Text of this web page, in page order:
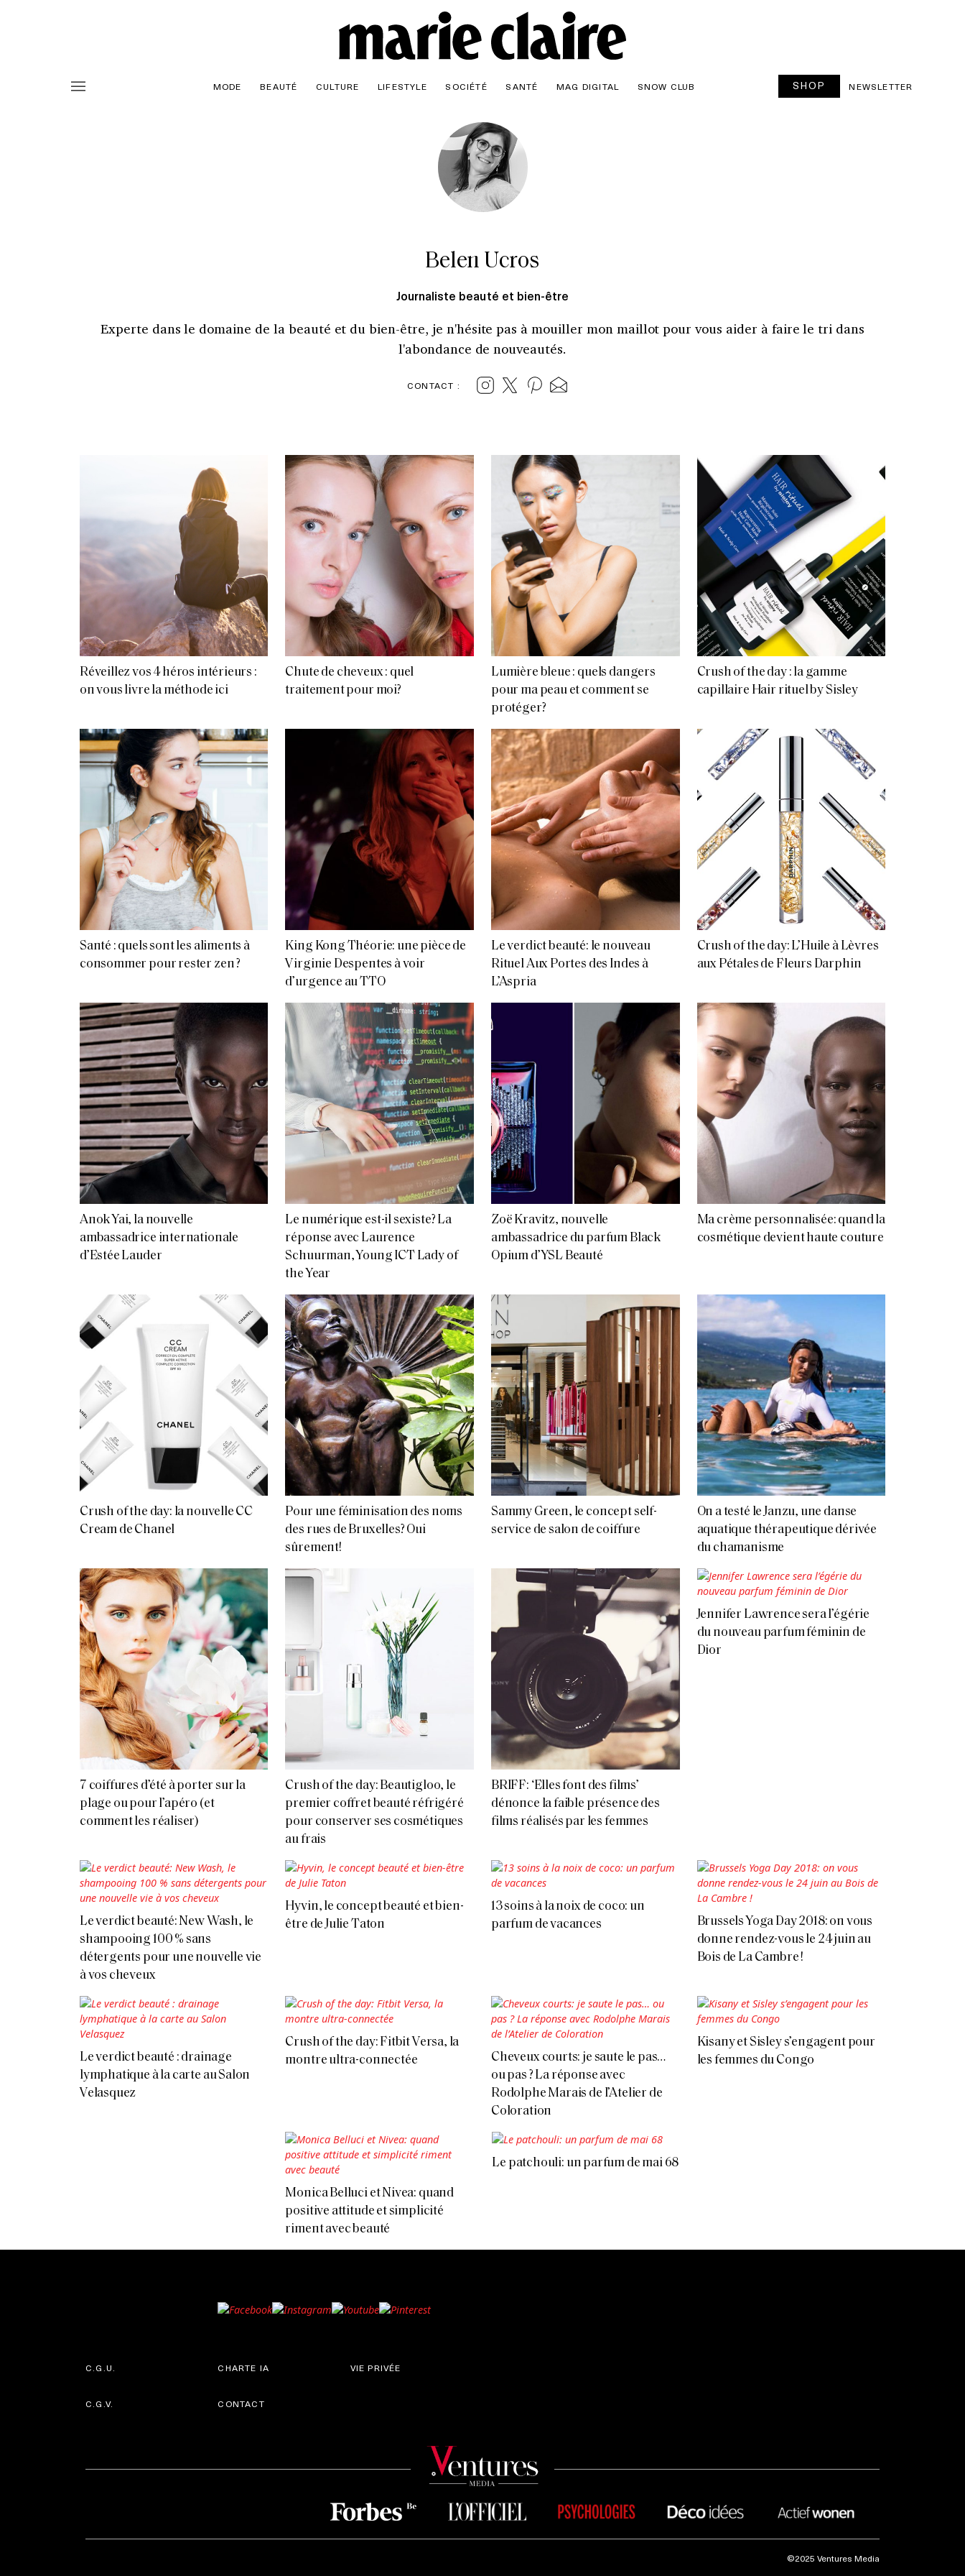
MODE BEAUTÉ CULTURE LIFESTYLE SOCIÉTÉ SANTÉ MAG DIGITAL SNOW CLUB SHOP NEWSLETTER
Belen Ucros
Journaliste beauté et bien-être
Experte dans le domaine de la beauté et du bien-être, je n'hésite pas à mouiller mon maillot pour vous aider à faire le tri dans
l'abondance de nouveautés.
CONTACT :
Réveillez vos 4 héros intérieurs :
on vous livre la méthode ici
Chute de cheveux : quel
traitement pour moi?
Lumière bleue : quels dangers
pour ma peau et comment se
protéger?
Crush of the day : la gamme
capillaire Hair rituel by Sisley
Santé : quels sont les aliments à
consommer pour rester zen ?
King Kong Théorie: une pièce de
Virginie Despentes à voir
d’urgence au TTO
Le verdict beauté: le nouveau
Rituel Aux Portes des Indes à
L’Aspria
Crush of the day: L’Huile à Lèvres
aux Pétales de Fleurs Darphin
Anok Yai, la nouvelle
ambassadrice internationale
d’Estée Lauder
Le numérique est-il sexiste? La
réponse avec Laurence
Schuurman, Young ICT Lady of
the Year
Zoë Kravitz, nouvelle
ambassadrice du parfum Black
Opium d’YSL Beauté
Ma crème personnalisée: quand la
cosmétique devient haute couture
Crush of the day: la nouvelle CC
Cream de Chanel
Pour une féminisation des noms
des rues de Bruxelles? Oui
sûrement!
Sammy Green, le concept self-
service de salon de coiffure
On a testé le Janzu, une danse
aquatique thérapeutique dérivée
du chamanisme
7 coiffures d’été à porter sur la
plage ou pour l’apéro (et
comment les réaliser)
Crush of the day: Beautigloo, le
premier coffret beauté réfrigéré
pour conserver ses cosmétiques
au frais
BRIFF: ‘Elles font des films’
dénonce la faible présence des
films réalisés par les femmes
Jennifer Lawrence sera l’égérie
du nouveau parfum féminin de
Dior
Le verdict beauté: New Wash, le
shampooing 100 % sans
détergents pour une nouvelle vie
à vos cheveux
Hyvin, le concept beauté et bien-
être de Julie Taton
13 soins à la noix de coco: un
parfum de vacances
Brussels Yoga Day 2018: on vous
donne rendez-vous le 24 juin au
Bois de La Cambre !
Le verdict beauté : drainage
lymphatique à la carte au Salon
Velasquez
Crush of the day: Fitbit Versa, la
montre ultra-connectée
Cheveux courts: je saute le pas…
ou pas ? La réponse avec
Rodolphe Marais de l’Atelier de
Coloration
Kisany et Sisley s’engagent pour
les femmes du Congo
Monica Belluci et Nivea: quand
positive attitude et simplicité
riment avec beauté
Le patchouli: un parfum de mai 68
C.G.U.
C.G.V.
CHARTE IA
CONTACT
VIE PRIVÉE
©2025 Ventures Media